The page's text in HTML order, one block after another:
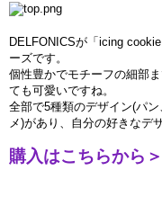
DELFONICSが「 icing
ーズです。
個性豊かでモチーフの細部
ても可愛いですね。
全部で5種類のデザイン(パン
メ)があり、自分の好きなデ
購入はこちらから